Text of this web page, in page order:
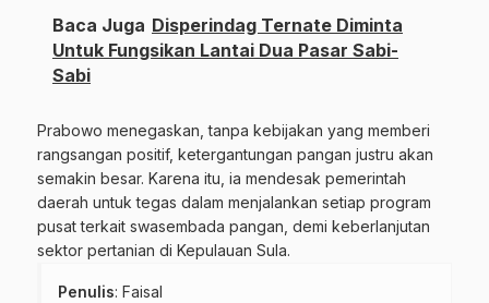
Baca Juga Disperindag Ternate Diminta
Untuk Fungsikan Lantai Dua Pasar Sabi-
Sabi
Prabowo menegaskan, tanpa kebijakan yang memberi
rangsangan positif, ketergantungan pangan justru akan
semakin besar. Karena itu, ia mendesak pemerintah
daerah untuk tegas dalam menjalankan setiap program
pusat terkait swasembada pangan, demi keberlanjutan
sektor pertanian di Kepulauan Sula.
Penulis: Faisal